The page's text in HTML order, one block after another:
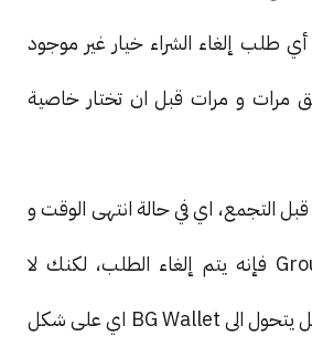
طلب إلغاء الشراء خيار غير موجود
مرات و مرات قبل ان تختار خاصية
قبل التجمع، اي في حالة انتهى الوقت و
لم يتم تجميع الـ Group فإنه يتم إلغاء الطلب، لكنك لا
تسترجع مالك أيضا، بل يتحول الى BG Wallet اي على شكل